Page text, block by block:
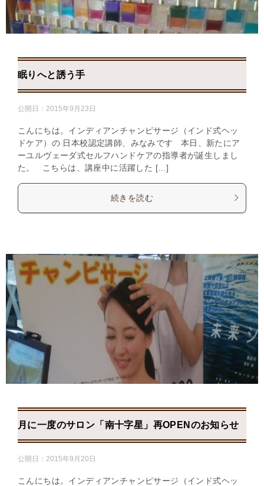
眠りへと誘う手
公開日： 2015年9月23日
こんにちは。インディアンチャンピサージ（インド式ヘッ
ドケア）の 日本校認定講師、みなみです 本日、新たにア
ーユルヴェーダ式セルフハンドケアの指導者が誕生しまし
た。 こちらは、講座中に活躍した […]
続きを読む
月に一度のサロン「南十字星」再OPENのお知らせ
公開日： 2015年9月20日
こんにちは。インディアンチャンピサージ（インド式ヘッ